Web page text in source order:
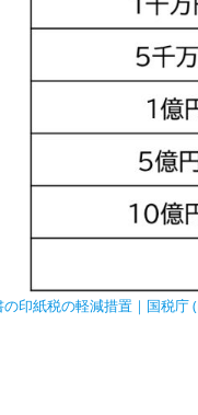
印紙税の軽減措置｜国税庁